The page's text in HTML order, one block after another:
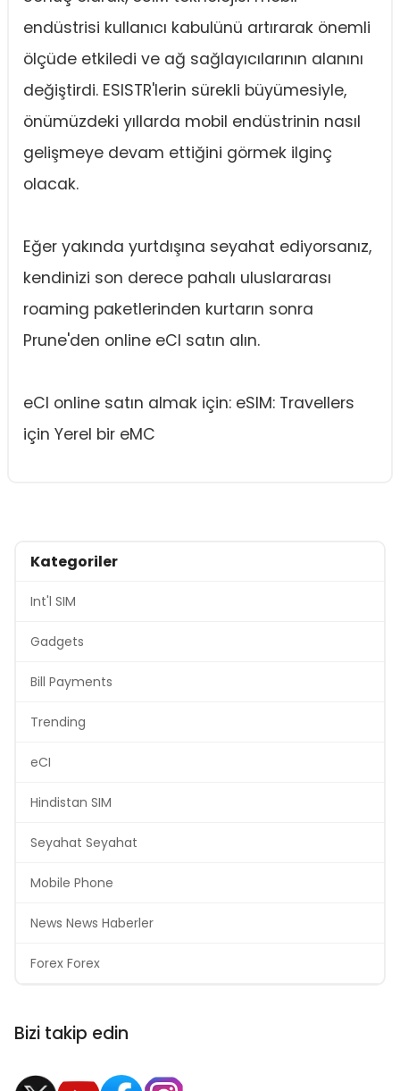
endüstrisi kullanıcı kabulünü artırarak önemli
ölçüde etkiledi ve ağ sağlayıcılarının alanını
değiştirdi. ESISTR'lerin sürekli büyümesiyle,
önümüzdeki yıllarda mobil endüstrinin nasıl
gelişmeye devam ettiğini görmek ilginç
olacak.
Eğer yakında yurtdışına seyahat ediyorsanız,
kendinizi son derece pahalı uluslararası
roaming paketlerinden kurtarın sonra
Prune'den online eCI satın alın.
eCI online satın almak için: eSIM: Travellers
için Yerel bir eMC
Kategoriler
Int'l SIM
Gadgets
Bill Payments
Trending
eCI
Hindistan SIM
Seyahat Seyahat
Mobile Phone
News News Haberler
Forex Forex
Bizi takip edin